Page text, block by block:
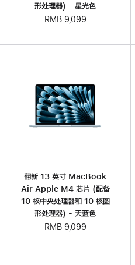
形处理器) - 星光色
RMB 9,099
翻新 13 英寸 MacBook
Air Apple M4 芯片 (配备
10 核中央处理器和 10 核图
形处理器) - 天蓝色
RMB 9,099